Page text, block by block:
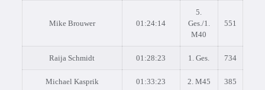
Mike Brouwer 01:24:14
5.
Ges./1.
M40
551
Raija Schmidt 01:28:23 1. Ges. 734
Michael Kasprik 01:33:23 2. M45 385